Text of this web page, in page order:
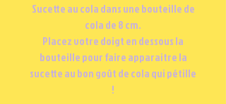
Sucette au cola dans une bouteille de
cola de 8 cm.
Placez votre doigt en dessous la
bouteille pour faire apparaitre la
sucette au bon goût de cola qui pétille
!